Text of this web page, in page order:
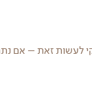
לעשות זאת – אם